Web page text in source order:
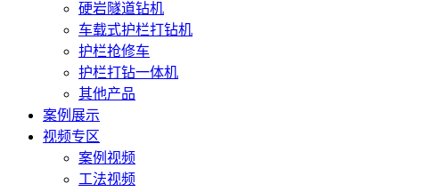
硬岩隧道钻机
车载式护栏打钻机
护栏抢修车
护栏打钻一体机
其他产品
案例展示
视频专区
案例视频
工法视频